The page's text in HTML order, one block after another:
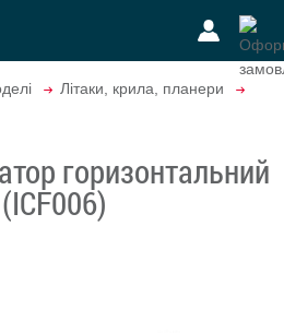
Літаки, крила, планери
горизонтальний